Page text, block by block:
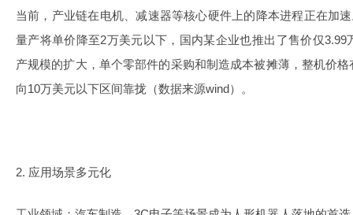
当前，产业链在电机、减速器等核心硬件上的降本进程正在加
量产将单价降至2万美元以下，国内某企业也推出了售价仅
产规模的扩大，单个零部件的采购和制造成本被摊薄，整机价
向10万美元以下区间靠拢（数据来源wind）。
2. 应用场景多元化